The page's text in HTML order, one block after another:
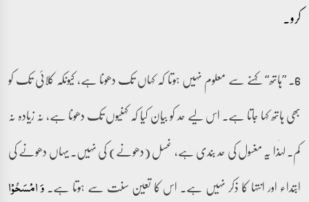
کرو۔
6۔ ”ہاتھ“ کہنے سے معلوم نہیں ہوتا کہ کہاں تک دھونا ہے، کیونکہ کلائی تک کو
بھی ہاتھ کہا جاتا ہے۔ اس لیے حد کو بیان کیا کہ کہنیوں تک دھونا ہے، نہ زیادہ نہ
کم۔ لہٰذا یہ مغسول کی حد بندی ہے، غسل (دھونے) کی نہیں۔ یہاں دھونے کی
ابتداء اور انتہا کا ذکر نہیں ہے۔ اس کا تعین سنت سے ہوتا ہے۔وَ امۡسَحُوۡا